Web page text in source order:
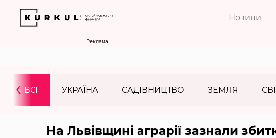
Новини
Реклама
ВСІ УКРАЇНА САДІВНИЦТВО ЗЕМЛЯ
‹
На Львівщині аграрії зазнали